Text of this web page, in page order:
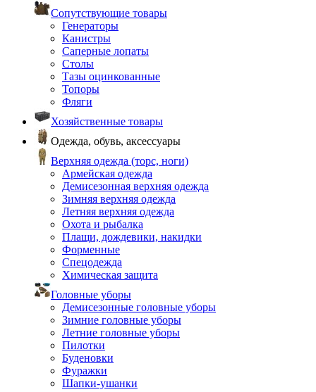
Сопутствующие товары
Генераторы
Канистры
Саперные лопаты
Столы
Тазы оцинкованные
Топоры
Фляги
Хозяйственные товары
Одежда, обувь, аксессуары
Верхняя одежда (торс, ноги)
Армейская одежда
Демисезонная верхняя одежда
Зимняя верхняя одежда
Летняя верхняя одежда
Охота и рыбалка
Плащи, дождевики, накидки
Форменные
Спецодежда
Химическая защита
Головные уборы
Демисезонные головные уборы
Зимние головные уборы
Летние головные уборы
Пилотки
Буденовки
Фуражки
Шапки-ушанки